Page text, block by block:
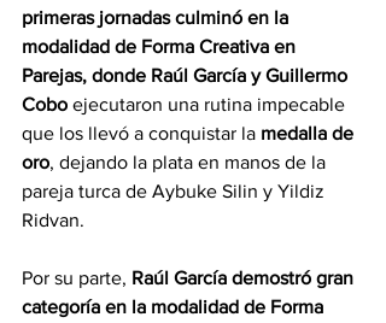
primeras jornadas culminó en la
modalidad de Forma Creativa en
Parejas, donde Raúl García y Guillermo
Cobo ejecutaron una rutina impecable
que los llevó a conquistar la medalla de
oro, dejando la plata en manos de la
pareja turca de Aybuke Silin y Yildiz
Ridvan.
Por su parte, Raúl García demostró gran
categoría en la modalidad de Forma